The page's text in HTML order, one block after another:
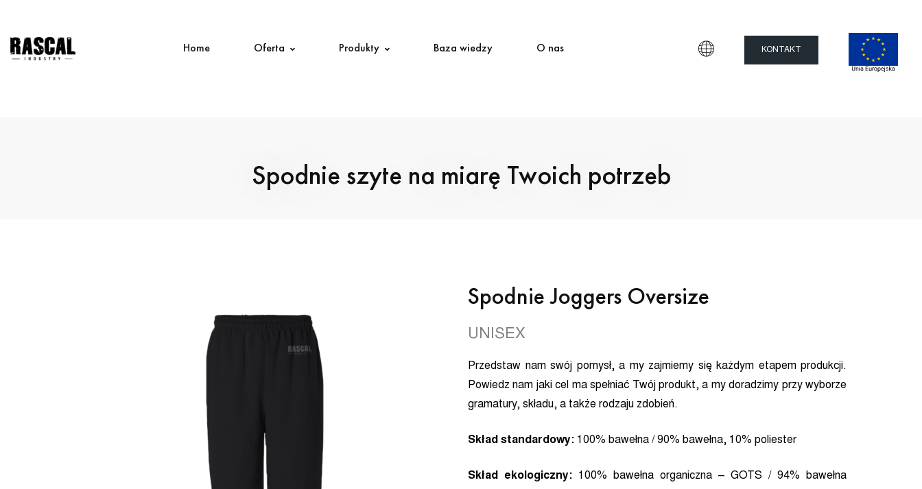
Home Oferta Produkty Baza wiedzy O nas KONTAKT
Spodnie szyte na miarę Twoich potrzeb
Spodnie Joggers Oversize
UNISEX
Przedstaw nam swój pomysł, a my zajmiemy się każdym etapem produkcji.
Powiedz nam jaki cel ma spełniać Twój produkt, a my doradzimy przy wyborze
gramatury, składu, a także rodzaju zdobień.
Skład standardowy: 100% bawełna / 90% bawełna, 10% poliester
Skład ekologiczny: 100% bawełna organiczna – GOTS / 94% bawełna